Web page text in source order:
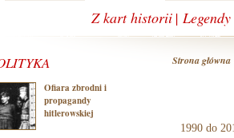
Z kart historii |
Ofiara zbrodni i
propagandy
hitlerowskiej
Strona główna
1990 do